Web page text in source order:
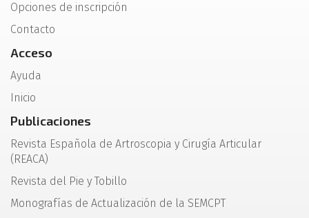
Opciones de inscripción
Contacto
Acceso
Ayuda
Inicio
Publicaciones
Revista Española de Artroscopia y Cirugía Articular
(REACA)
Revista del Pie y Tobillo
Monografías de Actualización de la SEMCPT